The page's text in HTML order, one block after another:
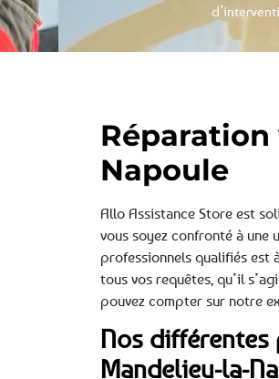
Napoule
Allo Assistance Store est
vous soyez confronté à une
professionnels qualifiés est
tous vos requêtes, qu’il
pouvez compter sur notre
Nos
Mandelieu-la-